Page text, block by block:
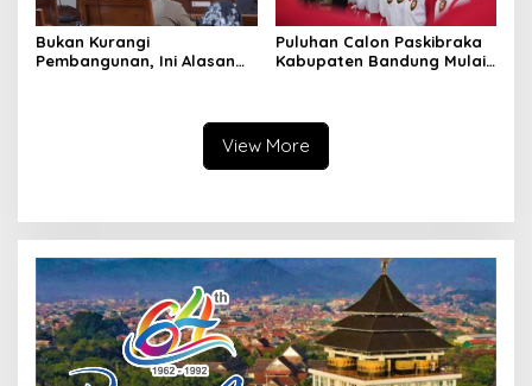
Bukan Kurangi
Pembangunan, Ini Alasan
Puluhan Calon Paskibraka
Kabupaten Bandung Mulai
View More